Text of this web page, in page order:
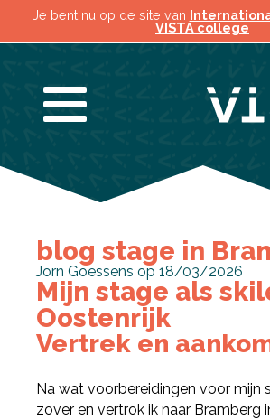
Je bent nu op de site van
VISTA college
blog stage in
Jorn Goessens op 18/03/2026
Mijn stage als
Oostenrijk
Vertrek en
Na wat voorbereidingen voor mijn
zover en vertrok ik naar Bramberg